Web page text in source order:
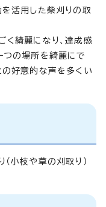
を活用した柴刈りの取
く綺麗になり、達成感
つの場所を綺麗にで
の好意的な声を多くい
（小枝や草の刈取り）